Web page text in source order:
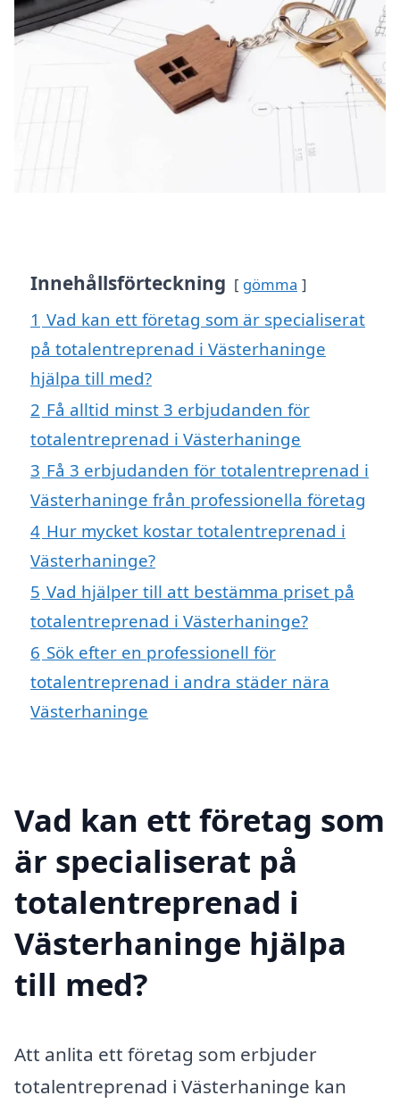
Innehållsförteckning gömma
1 Vad kan ett företag som är specialiserat
på totalentreprenad i Västerhaninge
hjälpa till med?
2 Få alltid minst 3 erbjudanden för
totalentreprenad i Västerhaninge
3 Få 3 erbjudanden för totalentreprenad i
Västerhaninge från professionella företag
4 Hur mycket kostar totalentreprenad i
Västerhaninge?
5 Vad hjälper till att bestämma priset på
totalentreprenad i Västerhaninge?
6 Sök efter en professionell för
totalentreprenad i andra städer nära
Västerhaninge
Vad kan ett företag som
är specialiserat på
totalentreprenad i
Västerhaninge hjälpa
till med?
Att anlita ett företag som erbjuder
totalentreprenad i Västerhaninge kan